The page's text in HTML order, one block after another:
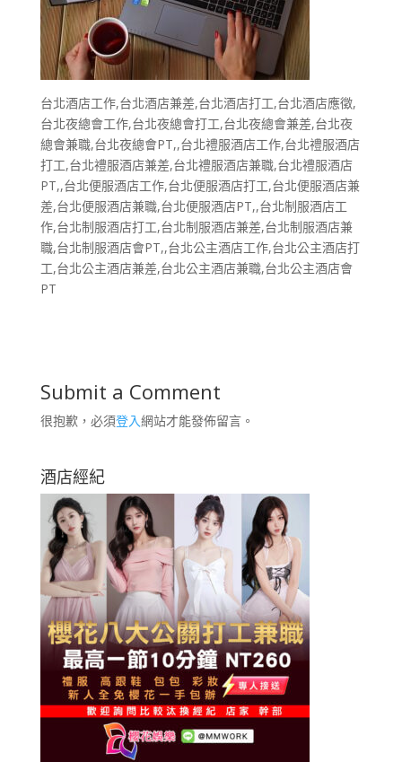
台北酒店工作,台北酒店兼差,台北酒店打工,台北酒店應徵,
台北夜總會工作,台北夜總會打工,台北夜總會兼差,台北夜
總會兼職,台北夜總會PT,,台北禮服酒店工作,台北禮服酒店
打工,台北禮服酒店兼差,台北禮服酒店兼職,台北禮服酒店
PT,,台北便服酒店工作,台北便服酒店打工,台北便服酒店兼
差,台北便服酒店兼職,台北便服酒店PT,,台北制服酒店工
作,台北制服酒店打工,台北制服酒店兼差,台北制服酒店兼
職,台北制服酒店會PT,,台北公主酒店工作,台北公主酒店打
工,台北公主酒店兼差,台北公主酒店兼職,台北公主酒店會
PT
Submit a Comment
很抱歉，必須登入網站才能發佈留言。
酒店經紀